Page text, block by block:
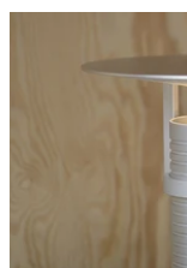
Weiterlesen: Muuto